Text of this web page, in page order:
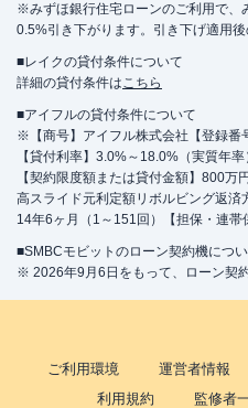
※みずほ銀行住宅ローンのご利用で、
0.5%引き下がります。引き下げ適用
■レイクの貸付条件について
詳細の貸付条件はこちら
■アイフルの貸付条件について
※【商号】アイフル株式会社【登録番
【貸付利率】3.0%～18.0%（実質年
【契約限度額または貸付金額】800
高スライド元利定額リボルビング返
14年6ヶ月（1～151回）【担保・連帯
■SMBCモビットのローン契約機につ
※ 2026年9月6日をもって、ローン契
ご利用環境 運営者情報
利用規約
監修者